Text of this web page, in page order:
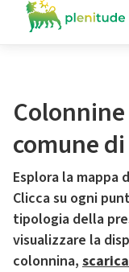
comune
Esplora la
Clicca su ogni
tipologia della
visualizzare la
colonnina,